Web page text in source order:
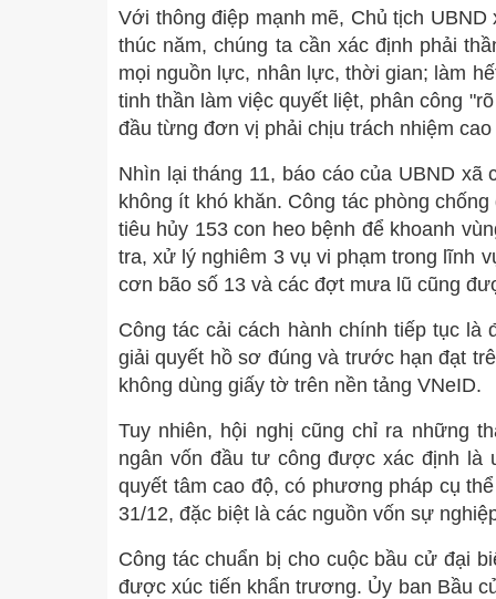
Với thông điệp mạnh mẽ, Chủ tịch
thúc năm, chúng ta cần xác định phải
mọi nguồn lực, nhân lực, thời gian; làm
tinh thần làm việc quyết liệt, phân công
đầu từng đơn vị phải chịu trách nhiệm cao
Nhìn lại tháng 11, báo cáo của UBND
không ít khó khăn. Công tác phòng
tiêu hủy 153 con heo bệnh để khoanh
tra, xử lý nghiêm 3 vụ vi phạm trong lĩnh
cơn bão số 13 và các đợt mưa lũ cũng
Công tác cải cách hành chính tiếp tục là
giải quyết hồ sơ đúng và trước hạn đạt
không dùng giấy tờ trên nền tảng VNeID.
Tuy nhiên, hội nghị cũng chỉ ra những
ngân vốn đầu tư công được xác định là
quyết tâm cao độ, có phương pháp cụ
31/12, đặc biệt là các nguồn vốn sự
Công tác chuẩn bị cho cuộc bầu cử đại
được xúc tiến khẩn trương. Ủy ban Bầu